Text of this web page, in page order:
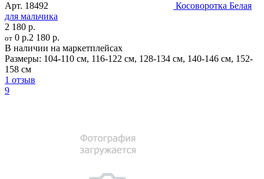
Арт. 18492
Косоворотка Белая
для мальчика
2 180 р.
от 0 р.2 180 р.
В наличии на маркетплейсах
Размеры: 104-110 см, 116-122 см, 128-134 см, 140-146 см, 152-
158 см
1 отзыв
9